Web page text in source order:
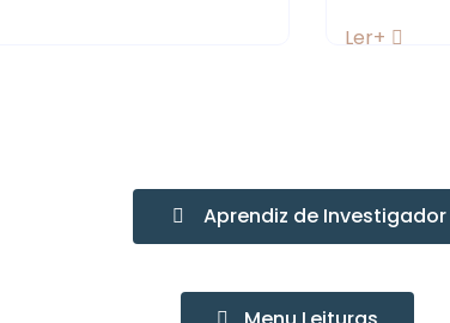
Ler+
Aprendiz de Investigador